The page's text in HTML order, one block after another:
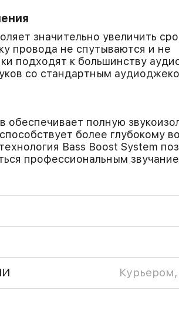
значительно увеличить
провода не спутываются и не
подходят к большинству
со стандартным
обеспечивает полную
более глубокому
Bass Boost System
профессиональным